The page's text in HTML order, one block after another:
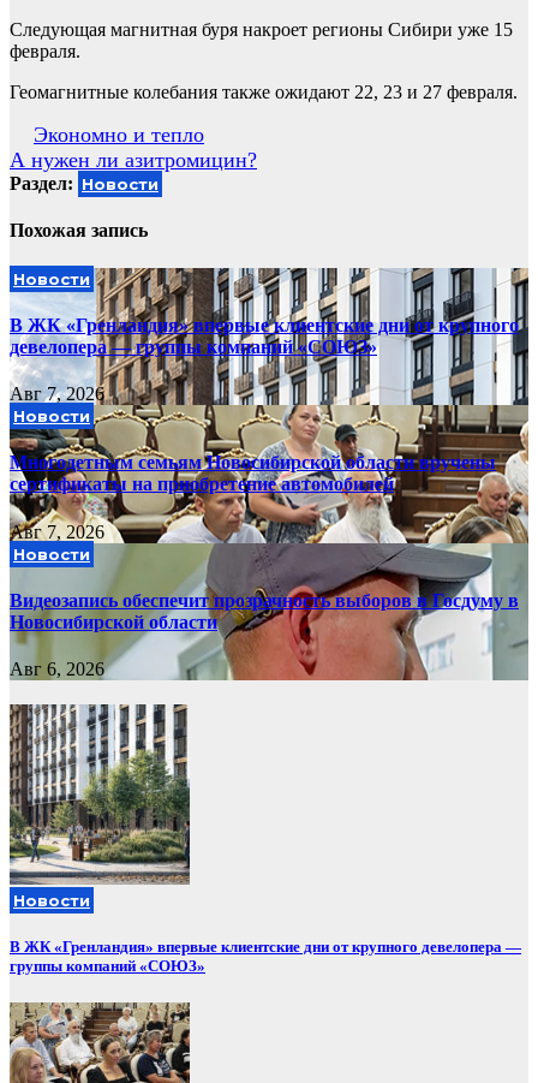
Следующая магнитная буря накроет регионы Сибири уже 15
февраля.
Геомагнитные колебания также ожидают 22, 23 и 27 февраля.
Навигация
по
записям
Экономно и тепло
А нужен ли азитромицин?
Раздел: Новости
Похожая запись
Новости
В ЖК «Гренландия» впервые клиентские дни от крупного
девелопера — группы компаний «СОЮЗ»
Авг 7, 2026
Новости
Многодетным семьям Новосибирской области вручены
сертификаты на приобретение автомобилей
Авг 7, 2026
Новости
Видеозапись обеспечит прозрачность выборов в Госдуму в
Новосибирской области
Авг 6, 2026
Новости
В ЖК «Гренландия» впервые клиентские дни от крупного девелопера —
группы компаний «СОЮЗ»